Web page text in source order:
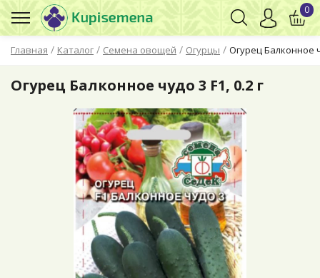
Главная / Каталог / Семена овощей / Огурцы / Огурец Балконное
0
Огурец Балконное чудо 3 F1, 0.2 г